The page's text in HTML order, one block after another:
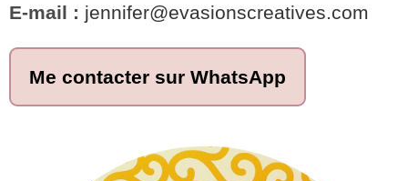
E-mail : jennifer@evasionscreatives.com
Me contacter sur WhatsApp